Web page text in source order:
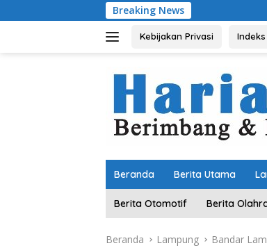
ke
Breaking News
Kebijakan Privasi Indeks
Beranda Berita Utama
Berita Otomotif Berita
Beranda Lampung Bandar